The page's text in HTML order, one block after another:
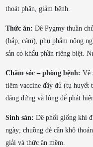
thoát phân, giảm bệnh.
Thức ăn: Dê Pygmy thuần
(bắp, cám), phụ phẩm nông
sản có khẩu phần riêng biệt.
Chăm sóc – phòng bệnh: Vệ
tiêm vaccine đầy đủ (tụ
dáng đứng và lông để phát
Sinh sản: Dê phối giống khi
ngày; chuồng đẻ cần khô
giải và thức ăn mềm.